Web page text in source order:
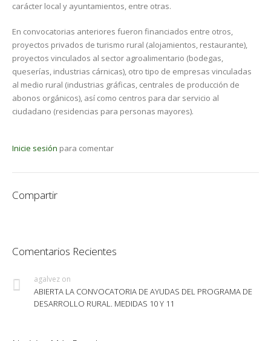
carácter local y ayuntamientos, entre otras.
En convocatorias anteriores fueron financiados entre otros,
proyectos privados de turismo rural (alojamientos, restaurante),
proyectos vinculados al sector agroalimentario (bodegas,
queserías, industrias cárnicas), otro tipo de empresas vinculadas
al medio rural (industrias gráficas, centrales de producción de
abonos orgánicos), así como centros para dar servicio al
ciudadano (residencias para personas mayores).
Inicie sesión para comentar
Compartir
Comentarios Recientes
agalvez on
ABIERTA LA CONVOCATORIA DE AYUDAS DEL PROGRAMA DE
DESARROLLO RURAL. MEDIDAS 10 Y 11